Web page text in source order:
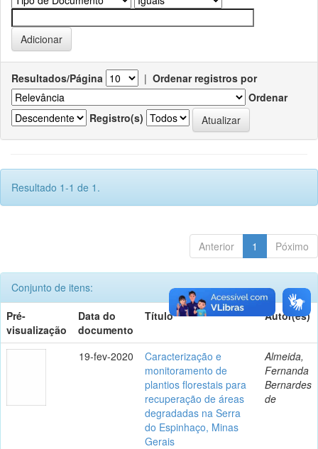
Resultados/Página | Ordenar registros por
Ordenar
Registro(s)
Resultado 1-1 de 1.
Anterior 1 Póximo
Conjunto de itens:
Pré-
visualização
Data do
documento
Título Autor(es)
19-fev-2020
Caracterização e
monitoramento de
plantios florestais para
recuperação de áreas
degradadas na Serra
do Espinhaço, Minas
Gerais
Almeida,
Fernanda
Bernardes
de